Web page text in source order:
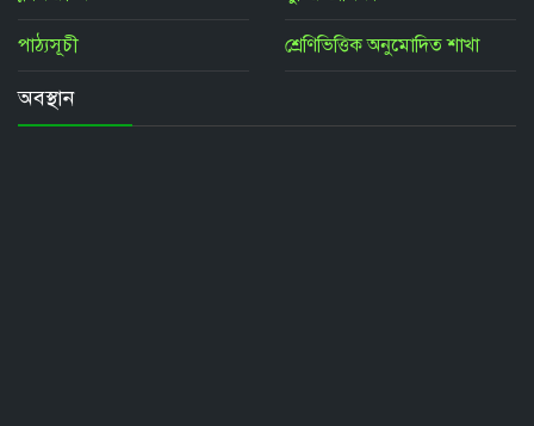
পাঠ্যসূচী শ্রেণিভিত্তিক অনুমোদিত শাখা
অবস্থান